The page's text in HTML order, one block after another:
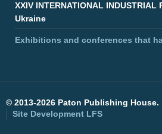
XXIV INTERNATIONAL INDUSTRIAL
Ukraine
Exhibitions and conferences that
© 2013-2026 Paton Publishing House.
Site Development LFS